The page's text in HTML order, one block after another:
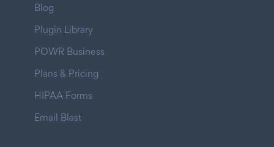
Blog
Plugin Library
POWR Business
Plans & Pricing
HIPAA Forms
Email Blast